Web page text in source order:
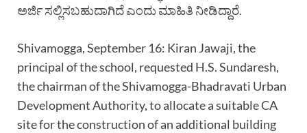
ಅರ್ಜಿ ಸಲ್ಲಿಸಬಹುದಾಗಿದೆ ಎಂದು ಮಾಹಿತಿ ನೀಡಿದ್ದಾರೆ.
Shivamogga, September 16: Kiran Jawaji, the
principal of the school, requested H.S. Sundaresh,
the chairman of the Shivamogga-Bhadravati Urban
Development Authority, to allocate a suitable CA
site for the construction of an additional building